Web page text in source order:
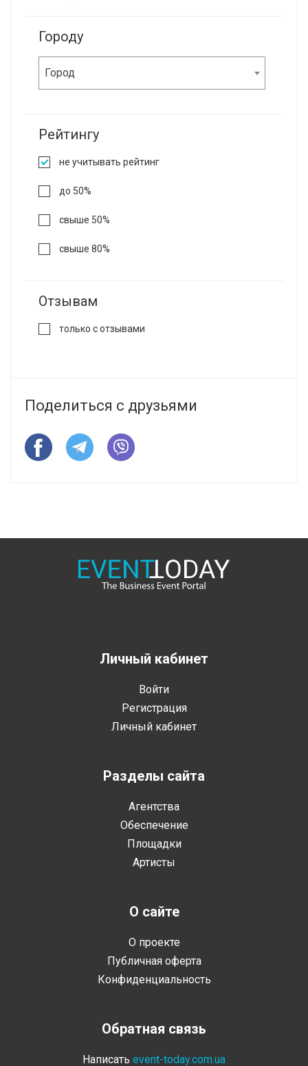
Городу
Город
Рейтингу
не учитывать рейтинг
до 50%
свыше 50%
свыше 80%
Отзывам
только с отзывами
Поделиться с друзьями
Личный кабинет
Войти
Регистрация
Личный кабинет
Разделы сайта
Агентства
Обеспечение
Площадки
Артисты
О сайте
О проекте
Публичная оферта
Конфиденциальность
Обратная связь
Написать event-today.com.ua